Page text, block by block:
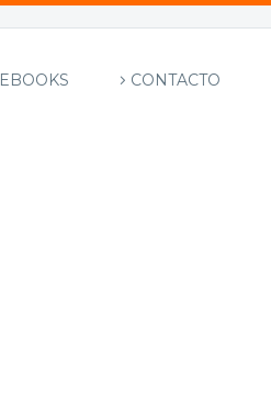
EBOOKS CONTACTO